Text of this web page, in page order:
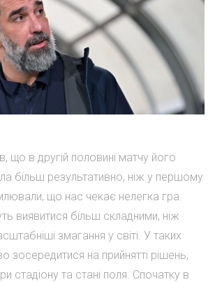
що в другій половині матчу його
більш результативно, ніж у першому
що нас чекає нелегка гра.
виявитися більш складними, ніж
змагання у світі. У таких
зосередитися на прийнятті рішень,
стадіону та стані поля. Спочатку в